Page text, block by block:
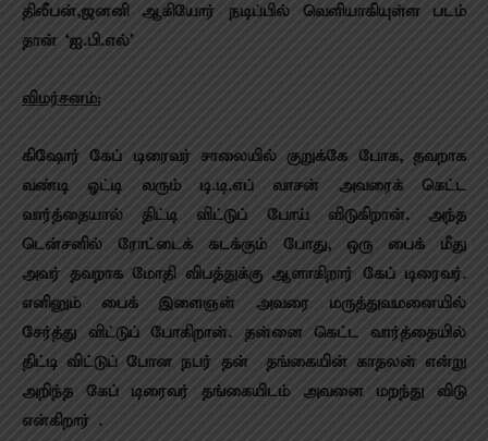
திலீபன்,ஜனனி ஆகியோர் நடிப்பில் வெளியாகியுள்ள படம்
தான் ‘ஐ.பி.எல்’
விமர்சனம்:
கிஷோர் கேப் டிரைவர் சாலையில் குறுக்கே போக, தவறாக
வண்டி ஓட்டி வரும் டி.டி.எப் வாசன் அவரைக் கெட்ட
வார்த்தையால் திட்டி விட்டுப் போய் விடுகிறான். அந்த
டென்சனில் ரோட்டைக் கடக்கும் போது, ஒரு பைக் மீது
அவர் தவறாக மோதி விபத்துக்கு ஆளாகிறார் கேப் டிரைவர்.
எனினும் பைக் இளைஞன் அவரை மருத்துவமனையில்
சேர்த்து விட்டுப் போகிறான். தன்னை கெட்ட வார்த்தையில்
திட்டி விட்டுப் போன நபர் தன் தங்கையின் காதலன் என்று
அறிந்த கேப் டிரைவர் தங்கையிடம் அவனை மறந்து விடு
என்கிறார் .